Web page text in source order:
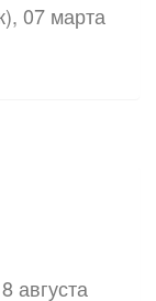
07 марта
августа